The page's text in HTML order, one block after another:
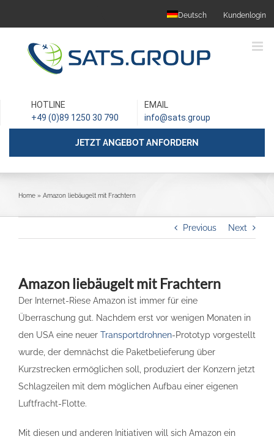
content
Deutsch Kundenlogin
HOTLINE
+49 (0)89 1250 30 790
EMAIL
info@sats.group
JETZT ANGEBOT ANFORDERN
Home » Amazon liebäugelt mit Frachtern
Previous Next
Amazon liebäugelt mit Frachtern
Der Internet-Riese Amazon ist immer für eine
Überraschung gut. Nachdem erst vor wenigen Monaten in
den USA eine neuer Transportdrohnen-Prototyp vorgestellt
wurde, der demnächst die Paketbelieferung über
Kurzstrecken ermöglichen soll, produziert der Konzern jetzt
Schlagzeilen mit dem möglichen Aufbau einer eigenen
Luftfracht-Flotte.
Mit diesen und anderen Initiativen will sich Amazon ein